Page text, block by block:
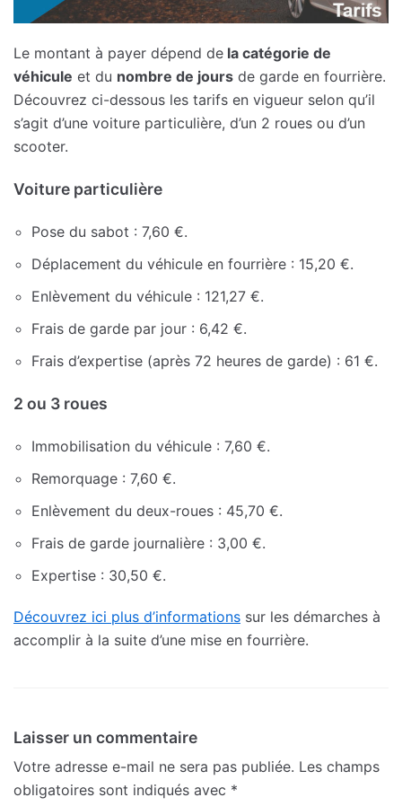
Le montant à payer dépend de la catégorie de
véhicule et du nombre de jours de garde en fourrière.
Découvrez ci-dessous les tarifs en vigueur selon qu’il
s’agit d’une voiture particulière, d’un 2 roues ou d’un
scooter.
Voiture particulière
Pose du sabot : 7,60 €.
Déplacement du véhicule en fourrière : 15,20 €.
Enlèvement du véhicule : 121,27 €.
Frais de garde par jour : 6,42 €.
Frais d’expertise (après 72 heures de garde) : 61 €.
2 ou 3 roues
Immobilisation du véhicule : 7,60 €.
Remorquage : 7,60 €.
Enlèvement du deux-roues : 45,70 €.
Frais de garde journalière : 3,00 €.
Expertise : 30,50 €.
Découvrez ici plus d’informations sur les démarches à
accomplir à la suite d’une mise en fourrière.
Laisser un commentaire
Votre adresse e-mail ne sera pas publiée. Les champs
obligatoires sont indiqués avec *